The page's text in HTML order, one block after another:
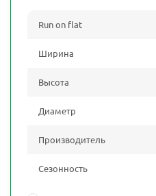
Run on flat
Ширина
Высота
Диаметр
Производитель
Сезонность